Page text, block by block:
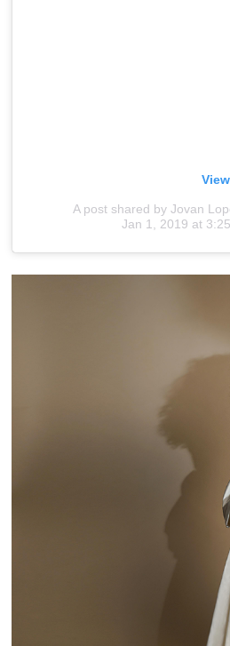
A post shared by Jovan
Jan 1, 2019 at